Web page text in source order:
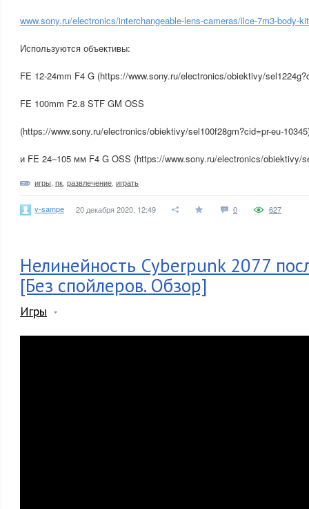
www.sony.ru/electronics/interchangeable-lens-cameras/ilce-7m3-body-
Используются объективы:
FE 12-24mm F4 G (https://www.sony.ru/electronics/obiektivy/
FE 100mm F2.8 STF GM OSS
(https://www.sony.ru/electronics/obiektivy/sel100f28gm?cid=pr-eu-
и FE 24–105 мм F4 G OSS (https://www.sony.ru/electronics/obiektivy/
игры пк развлечение играть
v-sampe 20 декабря 2020, 12:49 0 627
Нелинейность Cyberpunk 2077
[Без спойлеров. Обзор]
Игры